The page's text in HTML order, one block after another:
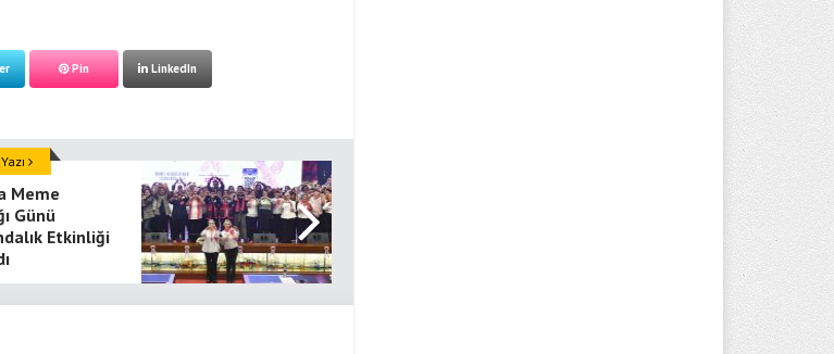
Pin LinkedIn
Meme
Günü
Etkinliği